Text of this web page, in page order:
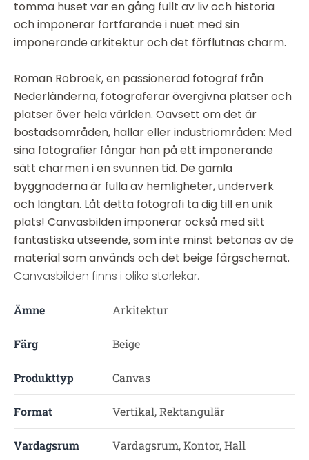
tomma huset var en gång fullt av liv och historia
och imponerar fortfarande i nuet med sin
imponerande arkitektur och det förflutnas charm.
Roman Robroek, en passionerad fotograf från
Nederländerna, fotograferar övergivna platser och
platser över hela världen. Oavsett om det är
bostadsområden, hallar eller industriområden: Med
sina fotografier fångar han på ett imponerande
sätt charmen i en svunnen tid. De gamla
byggnaderna är fulla av hemligheter, underverk
och längtan. Låt detta fotografi ta dig till en unik
plats! Canvasbilden imponerar också med sitt
fantastiska utseende, som inte minst betonas av de
material som används och det beige färgschemat.
Canvasbilden finns i olika storlekar.
Ämne Arkitektur
Färg Beige
Produkttyp Canvas
Format Vertikal, Rektangulär
Vardagsrum Vardagsrum, Kontor, Hall